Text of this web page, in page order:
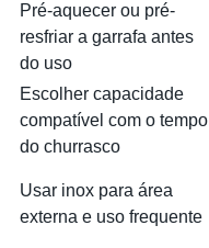
Pré-aquecer ou pré-
resfriar a garrafa antes
do uso
Escolher capacidade
compatível com o tempo
do churrasco
Usar inox para área
externa e uso frequente